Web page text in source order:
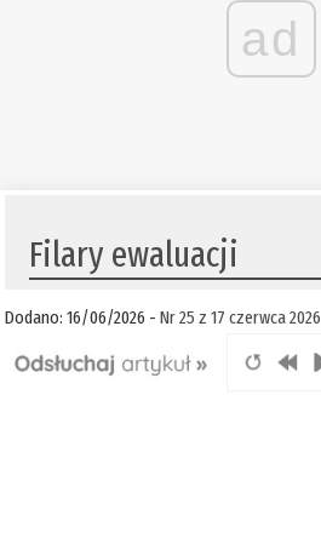
ad
Filary ewaluacji
Dodano: 16/06/2026 -Nr 25 z 17 czerwca 2026